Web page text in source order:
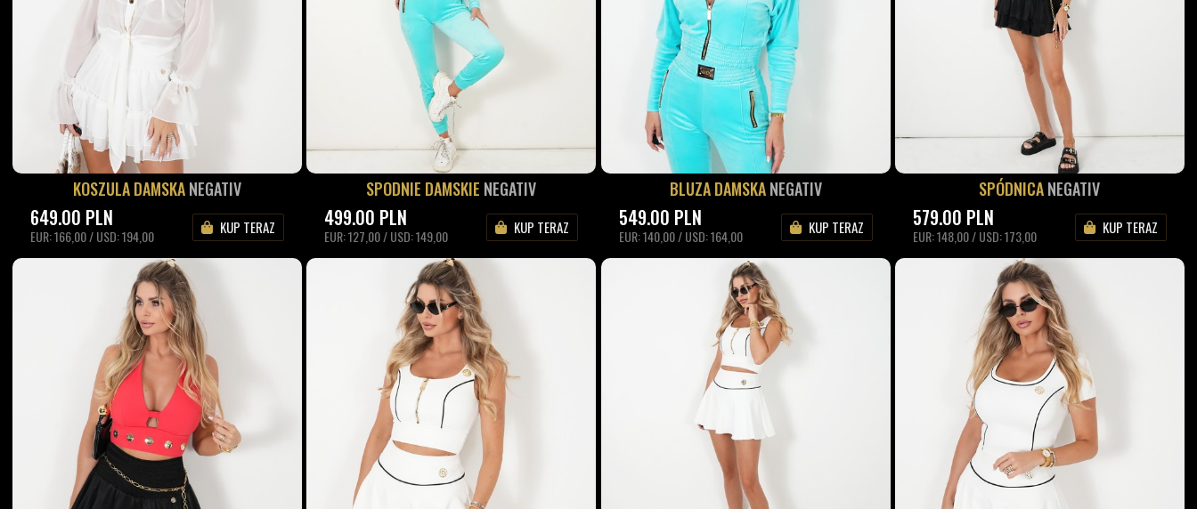
KOSZULA DAMSKANEGATIV
649.00 PLN
EUR: 166,00 / USD: 194,00 KUP TERAZ
SPODNIE DAMSKIE NEGATIV
499.00 PLN
EUR: 127,00 / USD: 149,00 KUP TERAZ
BLUZA DAMSKANEGATIV
549.00 PLN
EUR: 140,00 / USD: 164,00 KUP TERAZ
SPÓDNICANEGATIV
579.00 PLN
EUR: 148,00 / USD: 173,00 KUP TERAZ